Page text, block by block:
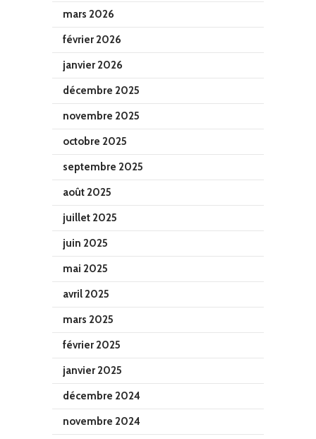
mars 2026
février 2026
janvier 2026
décembre 2025
novembre 2025
octobre 2025
septembre 2025
août 2025
juillet 2025
juin 2025
mai 2025
avril 2025
mars 2025
février 2025
janvier 2025
décembre 2024
novembre 2024